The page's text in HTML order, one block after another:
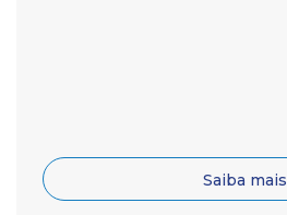
Saiba mais